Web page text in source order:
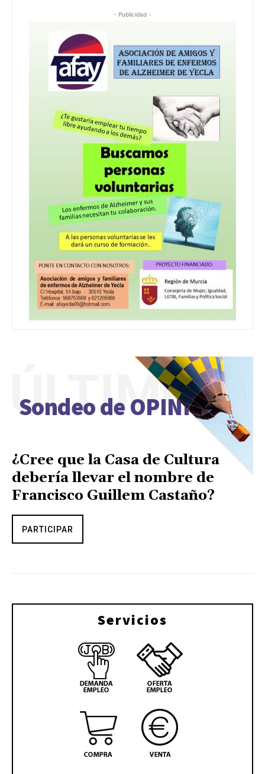
- Publicidad -
Sondeo de OPINIÓN
ÚLTIMO
¿Cree que la Casa de Cultura
debería llevar el nombre de
Francisco Guillem Castaño?
PARTICIPAR
Servicios